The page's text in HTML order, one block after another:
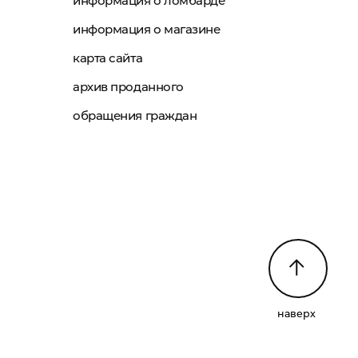
информация о магазине
карта сайта
архив проданного
обращения граждан
наверх